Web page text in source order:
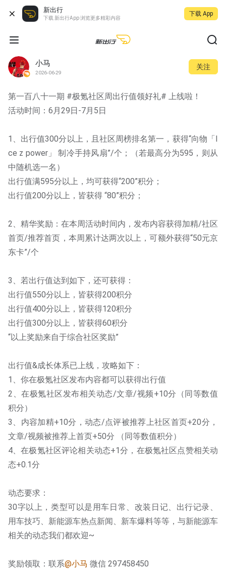
新出行
下载 新出行App 浏览更多精彩内容
下载 App
小马
2026-06-29
关注
第一百八十一期 #极氪社区周出行值领好礼# 上线啦！
活动时间：6月29日-7月5日
1、出行值300分以上，且社区周榜排名第一，获得“向物「I
ce z power」 制冷手持风扇”/个；（若最高分为595，则从
中随机选一名）
出行值满595分以上，均可获得“200”积分；
出行值200分以上，皆获得 “80”积分；
2、精华奖励：在本周活动时间内，发布内容获得加精/社区
首页/推荐首页，本周累计达两次以上，可额外获得“50元京
东卡”/个
3、若出行值达到如下，还可获得：
出行值550分以上，皆获得200积分
出行值400分以上，皆获得120积分
出行值300分以上，皆获得60积分
“以上奖励来自于综合社区奖励”
出行值&成长体系已上线，攻略如下：
1、你在极氪社区发布内容都可以获得出行值
2、在极氪社区发布相关动态/文章/视频+10分（同等数值
积分）
3、内容加精+10分，动态/点评被推荐上社区首页+20分，
文章/视频被推荐上首页+50分 （同等数值积分）
4、在极氪社区评论相关动态+1分，在极氪社区点赞相关动
态+0.1分
动态要求：
30字以上，类型可以是用车日常、改装日记、出行记录、
用车技巧、新能源车热点新闻、新车爆料等等，与新能源车
相关的动态我们都欢迎~
奖励领取：联系@小马 微信 297458450